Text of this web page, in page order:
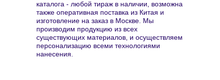
каталога - любой тираж в наличии, возможна
также оперативная поставка из Китая и
изготовление на заказ в Москве. Мы
производим продукцию из всех
существующих материалов, и осуществляем
персонализацию всеми технологиями
нанесения.